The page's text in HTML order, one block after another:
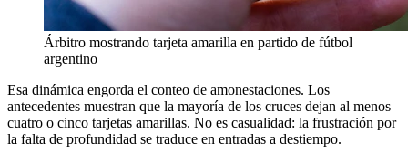
Árbitro mostrando tarjeta amarilla en partido de fútbol
argentino
Esa dinámica engorda el conteo de amonestaciones. Los
antecedentes muestran que la mayoría de los cruces dejan al menos
cuatro o cinco tarjetas amarillas. No es casualidad: la frustración por
la falta de profundidad se traduce en entradas a destiempo.